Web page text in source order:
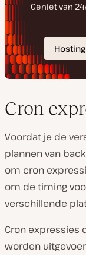
Cron
Voordat je de
plannen van
om cron
om de timing
verschillende
Cron expressies
worden